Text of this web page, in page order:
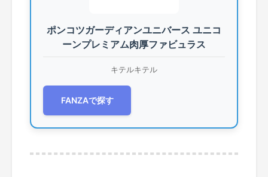
ポンコツガーディアンユニバース ユニコ
ーンプレミアム肉厚ファビュラス
キテルキテル
FANZAで探す